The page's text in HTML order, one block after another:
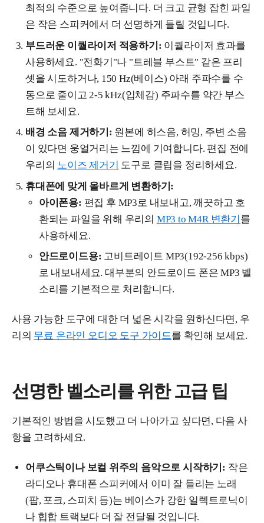
최적의 수준으로 높여줍니다. 더 크고 균형 잡힌 파일
은 작은 스피커에서 더 선명하게 들릴 것입니다.
부드러운 이퀄라이저 적용하기: 이퀄라이저 효과를
사용하세요. "전화기"나 "트레블 부스트" 같은 프리
셋을 시도하거나, 150 Hz(베이스) 아래 주파수를 수
동으로 줄이고 2-5 kHz(입체감) 주파수를 약간 부스
트해 보세요.
배경 소음 제거하기: 원본에 히스음, 허밍, 주변 소음
이 있다면 웅얼거리는 느낌에 기여합니다. 편집 전에
우리의 노이즈 제거기
도구로 클립을 정리하세요.
휴대폰에 맞게 올바르게 변환하기:
아이폰용: 편집 후 MP3로 내보내고, 깨끗하고 호
환되는 파일을 위해 우리의 MP3 to M4R 변환기 를
사용하세요.
안드로이드용: 고비트레이트 MP3(192-256 kbps)
로 내보내세요. 대부분의 안드로이드 폰은 MP3 벨
소리를 기본적으로 처리합니다.
사용 가능한 도구에 대한 더 넓은 시각을 원하신다면, 우
리의 무료 온라인 오디오 도구 가이드를 확인해 보세요.
선명한 벨소리를 위한 고급 팁
기본적인 방법을 시도했고 더 나아가고 싶다면, 다음 사
항을 고려하세요.
어쿠스틱이나 보컬 위주의 음악으로 시작하기: 작은
라디오나 휴대폰 스피커에서 이미 잘 들리는 노래
(팝, 포크, 스피치 등)는 베이스가 강한 일렉트로닉이
나 힙합 트랙보다 더 잘 전달될 것입니다.